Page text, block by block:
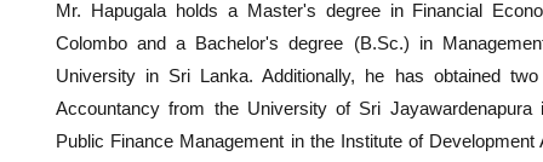
Mr. Hapugala holds a Master's degree in Financial
Colombo and a Bachelor's degree (B.Sc.) in
University in Sri Lanka. Additionally, he has obtained
Accountancy from the University of Sri
Public Finance Management in the Institute of